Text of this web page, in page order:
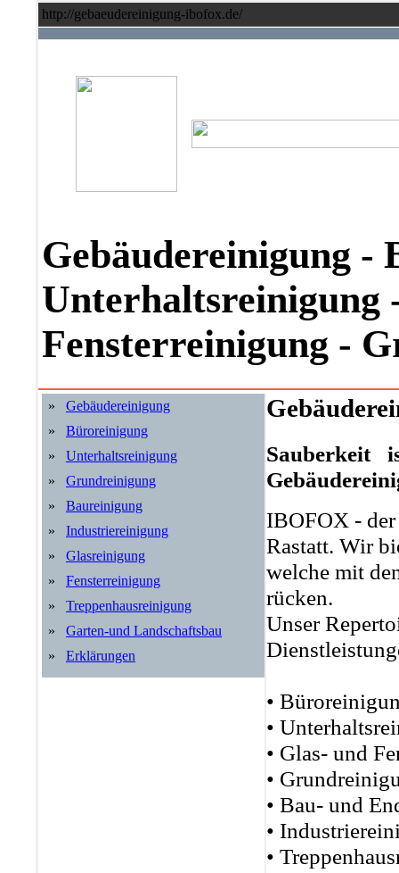
http://gebaeudereinigung-ibofox.de/
Gebäudereinigung -
Unterhaltsreinigung
Fensterreinigung -
»
Gebäudereinigung
»
Büroreinigung
»
Unterhaltsreinigung
»
Grundreinigung
»
Baureinigung
»
Industriereinigung
»
Glasreinigung
»
Fensterreinigung
»
Treppenhausreinigung
»
Garten-und Landschaftsbau
»
Erklärungen
Sauberkeit
IBOFOX -
Rastatt. Wir
welche mit
rücken.
Unser
•
•
• Glas- und
•
• Bau- und
•
•